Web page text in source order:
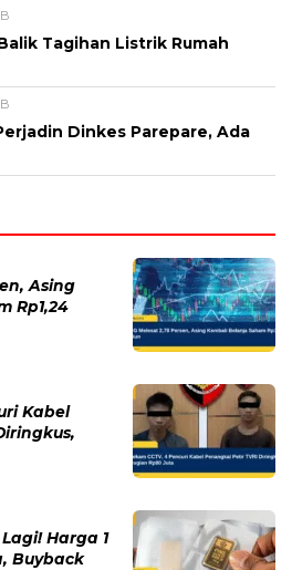
Tagihan Listrik Rumah
Dinkes Parepare, Ada
Asing
Rp1,24
Kabel
Harga 1
Buyback